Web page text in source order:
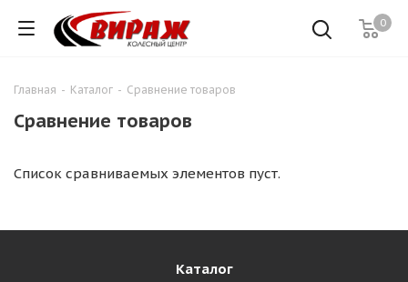
0
Главная - Каталог - Сравнение товаров
Сравнение товаров
Список сравниваемых элементов пуст.
Каталог